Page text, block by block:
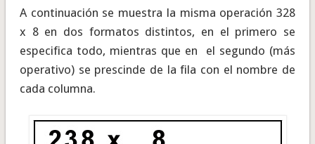
A continuación se muestra la misma operación 328
x 8 en dos formatos distintos, en el primero se
especifica todo, mientras que en el segundo (más
operativo) se prescinde de la fila con el nombre de
cada columna.